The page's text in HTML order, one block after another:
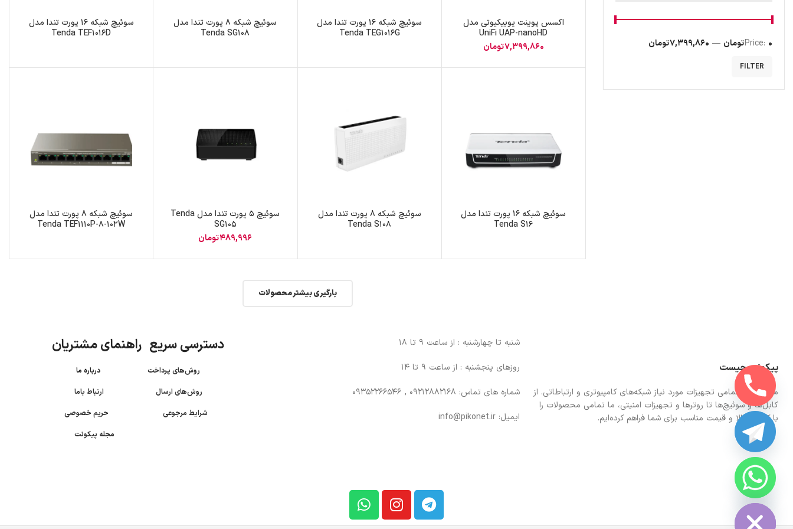
پچ پنل SFTP
پچ پنل UTP
FILTER
Price: 0 تومان — 7,399,860 تومان
اکسس پوینت یوبیکیوتی مدل
UniFi UAP-nanoHD
7,399,860تومان
سوئیچ شبکه 16 پورت تندا مدل
Tenda TEG1016G
سوئیچ شبکه 8 پورت تندا مدل
Tenda SG108
سوئیچ شبکه 16 پورت تندا مدل
Tenda TEF1016D
سوئیچ شبکه 16 پورت تندا مدل
Tenda S16
سوئیچ شبکه 8 پورت تندا مدل
Tenda S108
سوئیچ 5 پورت تندا مدل Tenda
SG105
489,996تومان
سوئیچ شبکه 8 پورت تندا مدل
Tenda TEF1110P-8-102W
بارگیری بیشتر محصولات
پیکونت چیست
ما در اینجا تمامی تجهیزات مورد نیاز شبکه‌های کامپیوتری و ارتباطاتی. از
کابل‌ها و سوئیچ‌ها تا روترها و تجهیزات امنیتی، ما تمامی محصولات را
با کیفیت بالا و قیمت مناسب برای شما فراهم کرده‌ایم.
شنبه تا چهارشنبه : از ساعت 9 تا 18
روزهای پنجشنبه : از ساعت 9 تا 14
شماره های تماس: 09212882168 , 09352266546
ایمیل: info@pikonet.ir
دسترسی سریع راهنمای مشتریان
روش‌های پرداختدرباره ما
روش‌های ارسال
ارتباط باما
شرایط مرجوعی
حریم خصوصی
مجله پیکونت
HIDE
CHATY